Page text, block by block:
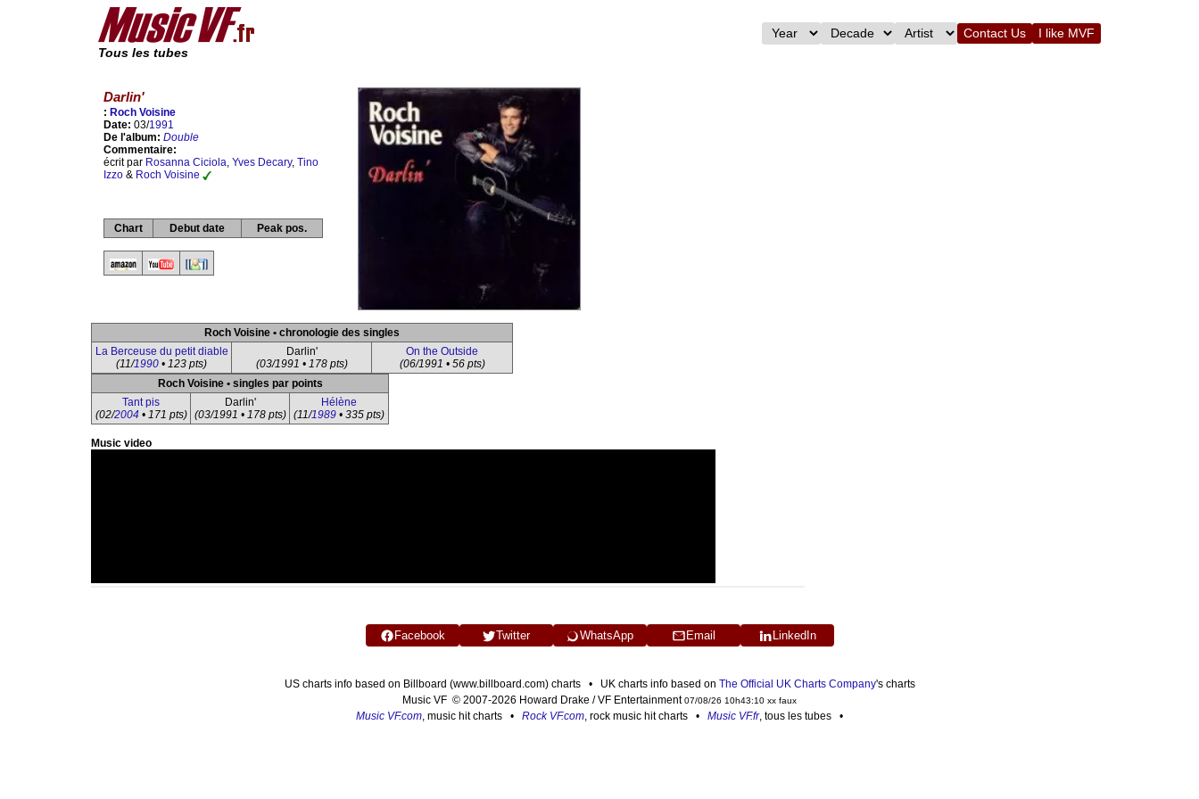
Tous les tubes
Contact Us I like MVF
Darlin'
: Roch Voisine
Date: 03/1991
De l'album: Double
Commentaire:
écrit par Rosanna Ciciola, Yves Decary, Tino
Izzo & Roch Voisine
Chart Debut date Peak pos.
Roch Voisine • chronologie des singles
La Berceuse du petit diable
(11/1990 • 123 pts)
Darlin'
(03/1991 • 178 pts)
On the Outside
(06/1991 • 56 pts)
Roch Voisine • singles par points
Tant pis
(02/2004• 171 pts)
Darlin'
(03/1991 • 178 pts)
Hélène
(11/1989 • 335 pts)
Music video
Facebook Twitter WhatsApp Email LinkedIn
US charts info based on Billboard (www.billboard.com) charts • UK charts info based on The Official UK Charts Company's charts
Music VF © 2007-2026 Howard Drake / VF Entertainment07/08/26 10h43:10 xx faux
Music VF.com, music hit charts • Rock VF.com, rock music hit charts • Music VF.fr, tous les tubes •